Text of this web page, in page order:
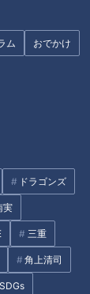
ム おでかけ
ドラゴンズ
実
三重
角上清司
SDGs
割キープ！新
ズ野球の姿と
スク、手洗
予防法と注意